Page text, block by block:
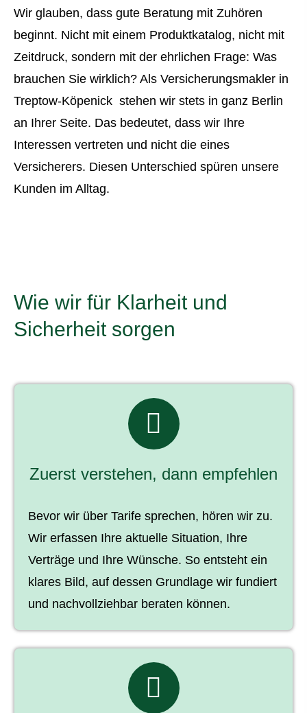
Wir glauben, dass gute Beratung mit Zuhören
beginnt. Nicht mit einem Produktkatalog, nicht mit
Zeitdruck, sondern mit der ehrlichen Frage: Was
brauchen Sie wirklich? Als Ver­sicherungs­makler in
Treptow-Köpenick stehen wir stets in ganz Berlin
an Ihrer Seite. Das bedeutet, dass wir Ihre
Interessen vertreten und nicht die eines
Versicherers. Diesen Unterschied spüren unsere
Kunden im Alltag.
Wie wir für Klarheit und
Sicherheit sorgen
Zuerst verstehen, dann empfehlen
Bevor wir über Tarife sprechen, hören wir zu.
Wir erfassen Ihre aktuelle Situation, Ihre
Verträge und Ihre Wünsche. So entsteht ein
klares Bild, auf dessen Grundlage wir fundiert
und nachvollziehbar beraten können.